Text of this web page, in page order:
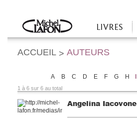
Accueil
LIVRES
ACCUEIL > AUTEURS
A B C D E F G H
1 à 6 sur 6 au total
Angelina Iacovone